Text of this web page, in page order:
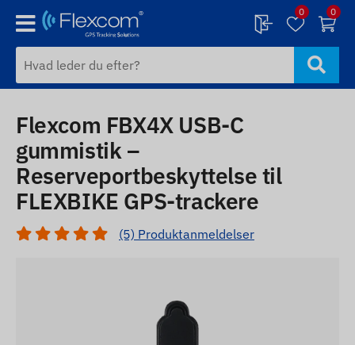
0 0
Flexcom FBX4X USB-C
gummistik –
Reserveportbeskyttelse til
FLEXBIKE GPS-trackere
(5) Produktanmeldelser